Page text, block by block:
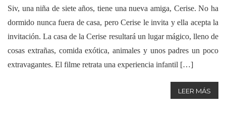
Siv, una niña de siete años, tiene una nueva amiga, Cerise. No ha
dormido nunca fuera de casa, pero Cerise le invita y ella acepta la
invitación. La casa de la Cerise resultará un lugar mágico, lleno de
cosas extrañas, comida exótica, animales y unos padres un poco
extravagantes. El filme retrata una experiencia infantil […]
LEER MÁS